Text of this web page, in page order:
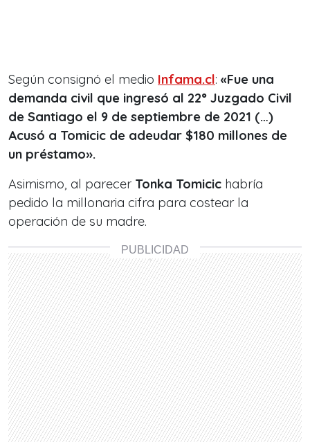
Según consignó el medio Infama.cl: «Fue una
demanda civil que ingresó al 22° Juzgado Civil
de Santiago el 9 de septiembre de 2021 (…)
Acusó a Tomicic de adeudar $180 millones de
un préstamo».
Asimismo, al parecer Tonka Tomicic habría
pedido la millonaria cifra para costear la
operación de su madre.